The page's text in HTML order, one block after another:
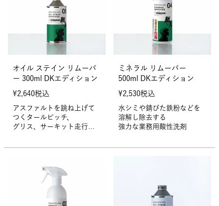
オイル ステイン リムーバ
ー 300ml DKエディション
¥2,640税込
アスファルトを跳ね上げて
つくタールピッチ、
グリス、サーキット走行後
ミネラル リムーバー
500ml DKエディション
¥2,530税込
水シミや錆びた鉄粉などを
溶解し除去する
強力な業務用酸性洗剤